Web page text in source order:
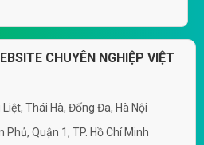
CHUYÊN NGHIỆP VIỆT
Thái Hà, Đống Đa, Hà Nội
Phủ, Quận 1, TP. Hồ Chí Minh